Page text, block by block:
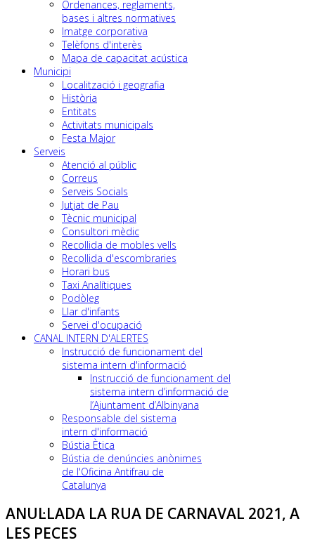
Ordenances, reglaments,
bases i altres normatives
Imatge corporativa
Telèfons d'interès
Mapa de capacitat acústica
Municipi
Localització i geografia
Història
Entitats
Activitats municipals
Festa Major
Serveis
Atenció al públic
Correus
Serveis Socials
Jutjat de Pau
Tècnic municipal
Consultori mèdic
Recollida de mobles vells
Recollida d'escombraries
Horari bus
Taxi Analítiques
Podòleg
Llar d'infants
Servei d'ocupació
CANAL INTERN D'ALERTES
Instrucció de funcionament del
sistema intern d'informació
Instrucció de funcionament del
sistema intern d’informació de
l’Ajuntament d’Albinyana
Responsable del sistema
intern d'informació
Bústia Ètica
Bústia de denúncies anònimes
de l'Oficina Antifrau de
Catalunya
ANUL·LADA LA RUA DE CARNAVAL 2021, A
LES PECES